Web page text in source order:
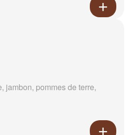
jambon, pommes de terre,